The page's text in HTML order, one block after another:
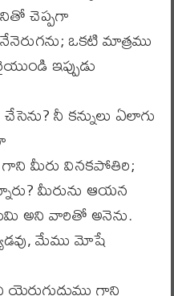
చెప్పగా
ఒకటి మాత్రము
ఇప్పుడు
నీ కన్నులు ఏలాగు
మీరు వినకపోతిరి;
మీరును ఆయన
అని వారితో అనెను.
మేము మోషే
గాని